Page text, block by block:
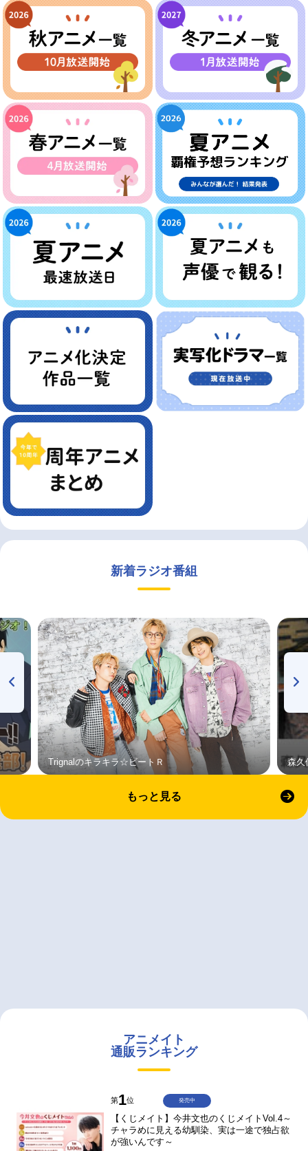
新着ラジオ番組
Trignalのキラキラ☆ビートＲ 森久
もっと見る
アニメイト
通販ランキング
第1位
【くじメイト】今井文也のくじメイトVol.4～
チャラめに見える幼馴染、実は一途で独占欲
が強いんです～
発売中